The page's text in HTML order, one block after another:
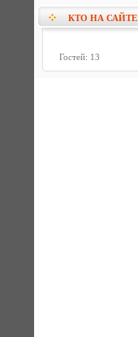
КТО НА САЙТЕ
Гостей: 13